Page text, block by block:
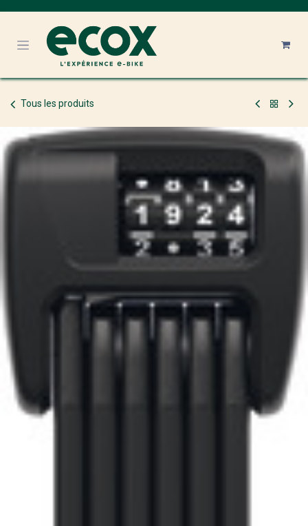
Tous les produits